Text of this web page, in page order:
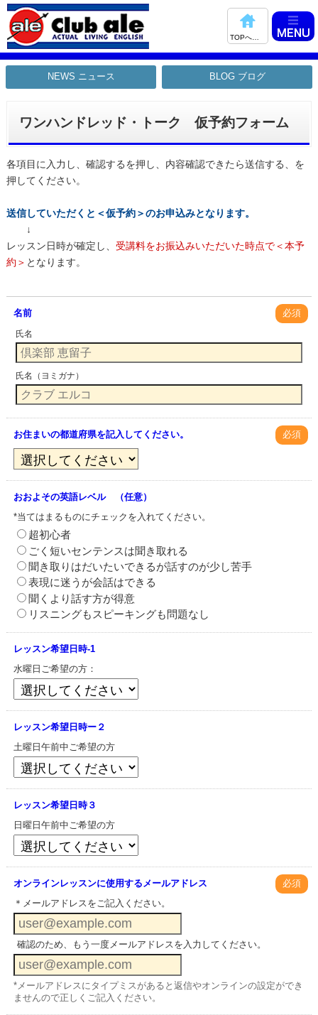
NEWS ニュース BLOG ブログ
ワンハンドレッド・トーク 仮予約フォーム
各項目に入力し、確認するを押し、内容確認できたら送信する、を
押してください。
送信していただくと＜仮予約＞のお申込みとなります。
↓
レッスン日時が確定し、 受講料をお振込みいただいた時点で＜本予
約＞ となります。
名前 必須
氏名
氏名（ヨミガナ）
お住まいの都道府県を記入してください。 必須
おおよその英語レベル （任意）
*当てはまるものにチェックを入れてください。
超初心者
ごく短いセンテンスは聞き取れる
聞き取りはだいたいできるが話すのが少し苦手
表現に迷うが会話はできる
聞くより話す方が得意
リスニングもスピーキングも問題なし
レッスン希望日時-1
水曜日ご希望の方：
レッスン希望日時ー２
土曜日午前中ご希望の方
レッスン希望日時３
日曜日午前中ご希望の方
オンラインレッスンに使用するメールアドレス
必須
＊メールアドレスをご記入ください。
確認のため、もう一度メールアドレスを入力してください。
*メールアドレスにタイプミスがあると返信やオンラインの設定ができ
ませんので正しくご記入ください。